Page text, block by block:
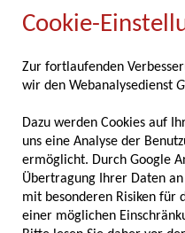
Cookie-
Zur fortlaufenden
wir den Webanalysedienst
Dazu werden Cookies auf
uns eine Analyse der
ermöglicht. Durch Google
Übertragung Ihrer Daten
mit besonderen Risiken für
einer möglichen
80-jähriges
Der Fachverband
im Rahmen seiner
2025 in Marburg